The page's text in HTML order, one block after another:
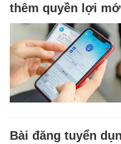
thêm quyền lợi
Bài đăng tuyển